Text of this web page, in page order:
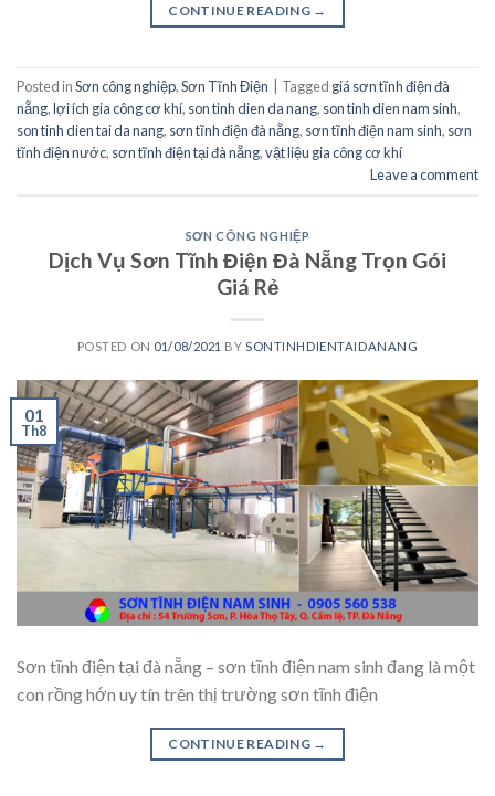
CONTINUE READING →
Posted inSơn công nghiệp,Sơn Tĩnh Điện Tagged giá sơn tĩnh điện đà
nẵng,lợi ích gia công cơ khí, son tinh dien da nang, son tinh dien nam sinh,
son tinh dien tai da nang, sơn tĩnh điện đà nẵng, sơn tĩnh điện nam sinh, sơn
tĩnh điện nước, sơn tĩnh điện tại đà nẵng,vật liệu gia công cơ khí
Leave a comment
SƠN CÔNG NGHIỆP
Dịch Vụ Sơn Tĩnh Điện Đà Nẵng Trọn Gói
Giá Rẻ
POSTED ON 01/08/2021 BYSONTINHDIENTAIDANANG
01
Th8
Sơn tĩnh điện tại đà nẵng – sơn tĩnh điện nam sinh đang là một
con rồng hớn uy tín trên thị trường sơn tĩnh điện
CONTINUE READING →